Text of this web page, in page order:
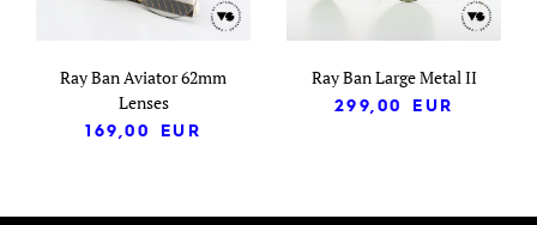
Ray Ban Aviator 62mm
Lenses
169,00
EUR
Ray Ban Large Metal II
299,00
EUR